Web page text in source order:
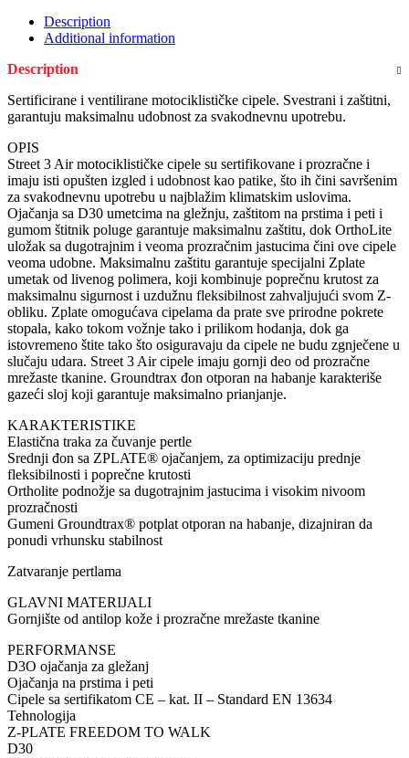
Description
Additional information
Description
Sertificirane i ventilirane motociklističke cipele. Svestrani i zaštitni,
garantuju maksimalnu udobnost za svakodnevnu upotrebu.
OPIS
Street 3 Air motociklističke cipele su sertifikovane i prozračne i
imaju isti opušten izgled i udobnost kao patike, što ih čini savršenim
za svakodnevnu upotrebu u najblažim klimatskim uslovima.
Ojačanja sa D30 umetcima na gležnju, zaštitom na prstima i peti i
gumom štitnik poluge garantuje maksimalnu zaštitu, dok OrthoLite
uložak sa dugotrajnim i veoma prozračnim jastucima čini ove cipele
veoma udobne. Maksimalnu zaštitu garantuje specijalni Zplate
umetak od livenog polimera, koji kombinuje poprečnu krutost za
maksimalnu sigurnost i uzdužnu fleksibilnost zahvaljujući svom Z-
obliku. Zplate omogućava cipelama da prate sve prirodne pokrete
stopala, kako tokom vožnje tako i prilikom hodanja, dok ga
istovremeno štite tako što osiguravaju da cipele ne budu zgnječene u
slučaju udara. Street 3 Air cipele imaju gornji deo od prozračne
mrežaste tkanine. Groundtrax đon otporan na habanje karakteriše
gazeći sloj koji garantuje maksimalno prianjanje.
KARAKTERISTIKE
Elastična traka za čuvanje pertle
Srednji đon sa ZPLATE® ojačanjem, za optimizaciju prednje
fleksibilnosti i poprečne krutosti
Ortholite podnožje sa dugotrajnim jastucima i visokim nivoom
prozračnosti
Gumeni Groundtrax® potplat otporan na habanje, dizajniran da
ponudi vrhunsku stabilnost
Zatvaranje pertlama
GLAVNI MATERIJALI
Gornjište od antilop kože i prozračne mrežaste tkanine
PERFORMANSE
D3O ojačanja za gležanj
Ojačanja na prstima i peti
Cipele sa sertifikatom CE – kat. II – Standard EN 13634
Tehnologija
Z-PLATE FREEDOM TO WALK
D30